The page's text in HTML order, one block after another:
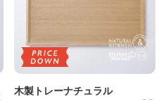
木製トレーナチュラル